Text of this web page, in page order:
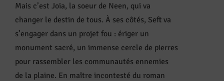
Mais c’est Joia, la soeur de Neen, qui va
changer le destin de tous. À ses côtés, Seft va
s’engager dans un projet fou : ériger un
monument sacré, un immense cercle de pierres
pour rassembler les communautés ennemies
de la plaine. En maître incontesté du roman